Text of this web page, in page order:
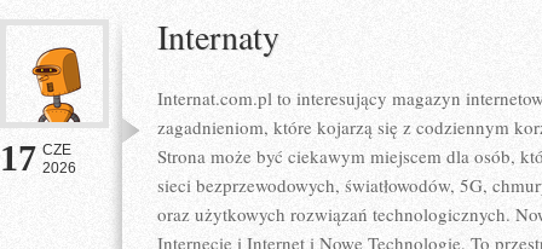
17 CZE
2026
Internaty
Internat.com.pl to interesujący magazyn
zagadnieniom, które kojarzą się z codziennym
Strona może być ciekawym miejscem dla osób,
sieci bezprzewodowych, światłowodów, 5G,
oraz użytkowych rozwiązań technologicznych.
Internecie i Internet i Nowe Technologie. To